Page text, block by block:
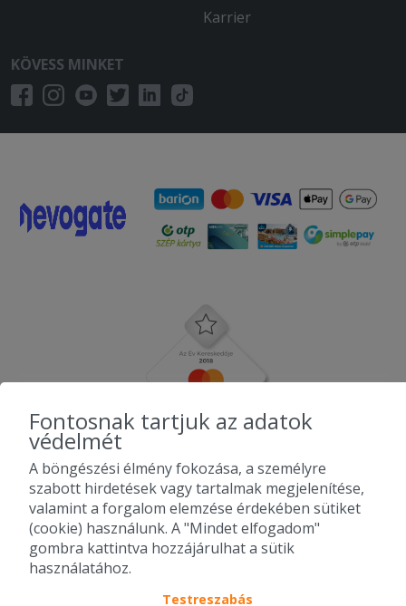
Karrier
KÖVESS MINKET
Fontosnak tartjuk az adatok
védelmét
A böngészési élmény fokozása, a személyre
szabott hirdetések vagy tartalmak megjelenítése,
valamint a forgalom elemzése érdekében sütiket
(cookie) használunk. A "Mindet elfogadom"
gombra kattintva hozzájárulhat a sütik
használatához.
Testreszabás